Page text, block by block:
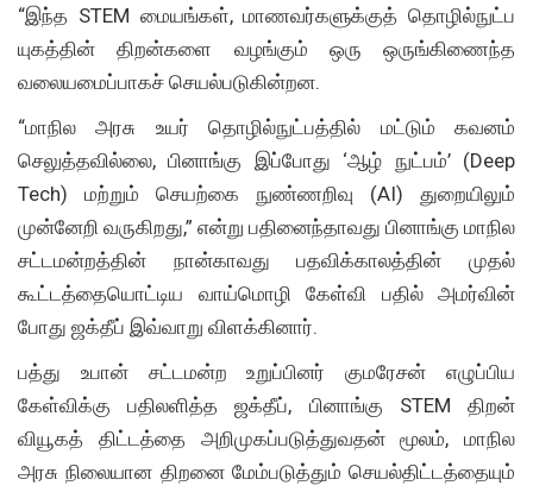
“இந்த STEM மையங்கள், மாணவர்களுக்குத் தொழில்நுட்ப
யுகத்தின் திறன்களை வழங்கும் ஒரு ஒருங்கிணைந்த
வலையமைப்பாகச் செயல்படுகின்றன.
“மாநில அரசு உயர் தொழில்நுட்பத்தில் மட்டும் கவனம்
செலுத்தவில்லை, பினாங்கு இப்போது ‘ஆழ் நுட்பம்’ (Deep
Tech) மற்றும் செயற்கை நுண்ணறிவு (AI) துறையிலும்
முன்னேறி வருகிறது,” என்று பதினைந்தாவது பினாங்கு மாநில
சட்டமன்றத்தின் நான்காவது பதவிக்காலத்தின் முதல்
கூட்டத்தையொட்டிய வாய்மொழி கேள்வி பதில் அமர்வின்
போது ஜக்தீப் இவ்வாறு விளக்கினார்.
பத்து உபான் சட்டமன்ற உறுப்பினர் குமரேசன் எழுப்பிய
கேள்விக்கு பதிலளித்த ஜக்தீப், பினாங்கு STEM திறன்
வியூகத் திட்டத்தை அறிமுகப்படுத்துவதன் மூலம், மாநில
அரசு நிலையான திறனை மேம்படுத்தும் செயல்திட்டத்தையும்